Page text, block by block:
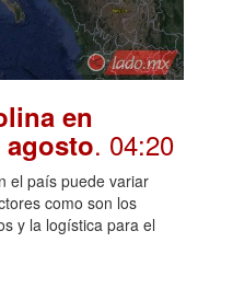
en
agosto. 04:20
el país puede variar
como son los
y la logística para el